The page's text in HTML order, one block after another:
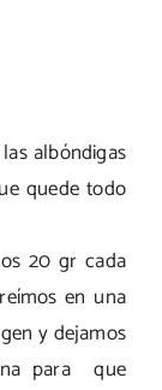
albóndigas
quede todo
20 gr cada
en una
y dejamos
para que